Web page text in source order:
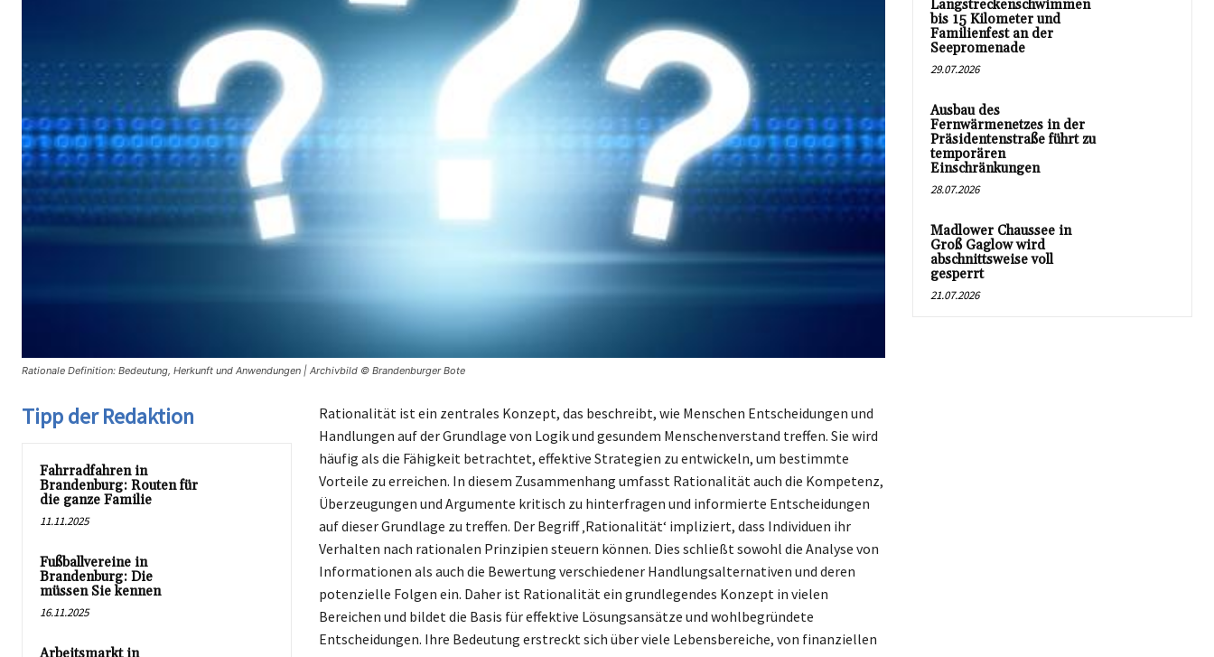
Rationale Definition: Bedeutung, Herkunft und Anwendungen | Archivbild © Brandenburger Bote
Tipp der Redaktion
Fahrradfahren in
Brandenburg: Routen für
die ganze Familie
11.11.2025
Fußballvereine in
Brandenburg: Die
müssen Sie kennen
16.11.2025
Rationalität ist ein zentrales Konzept, das beschreibt, wie Menschen Entscheidungen und
Handlungen auf der Grundlage von Logik und gesundem Menschenverstand treffen. Sie wird
häufig als die Fähigkeit betrachtet, effektive Strategien zu entwickeln, um bestimmte
Vorteile zu erreichen. In diesem Zusammenhang umfasst Rationalität auch die Kompetenz,
Überzeugungen und Argumente kritisch zu hinterfragen und informierte Entscheidungen
auf dieser Grundlage zu treffen. Der Begriff ‚Rationalität‘ impliziert, dass Individuen ihr
Verhalten nach rationalen Prinzipien steuern können. Dies schließt sowohl die Analyse von
Informationen als auch die Bewertung verschiedener Handlungsalternativen und deren
potenzielle Folgen ein. Daher ist Rationalität ein grundlegendes Konzept in vielen
Bereichen und bildet die Basis für effektive Lösungsansätze und wohlbegründete
Entscheidungen. Ihre Bedeutung erstreckt sich über viele Lebensbereiche, von finanziellen
Langstreckenschwimmen
bis 15 Kilometer und
Familienfest an der
Seepromenade
29.07.2026
Ausbau des
Fernwärmenetzes in der
Präsidentenstraße führt zu
temporären
Einschränkungen
28.07.2026
Madlower Chaussee in
Groß Gaglow wird
abschnittsweise voll
gesperrt
21.07.2026